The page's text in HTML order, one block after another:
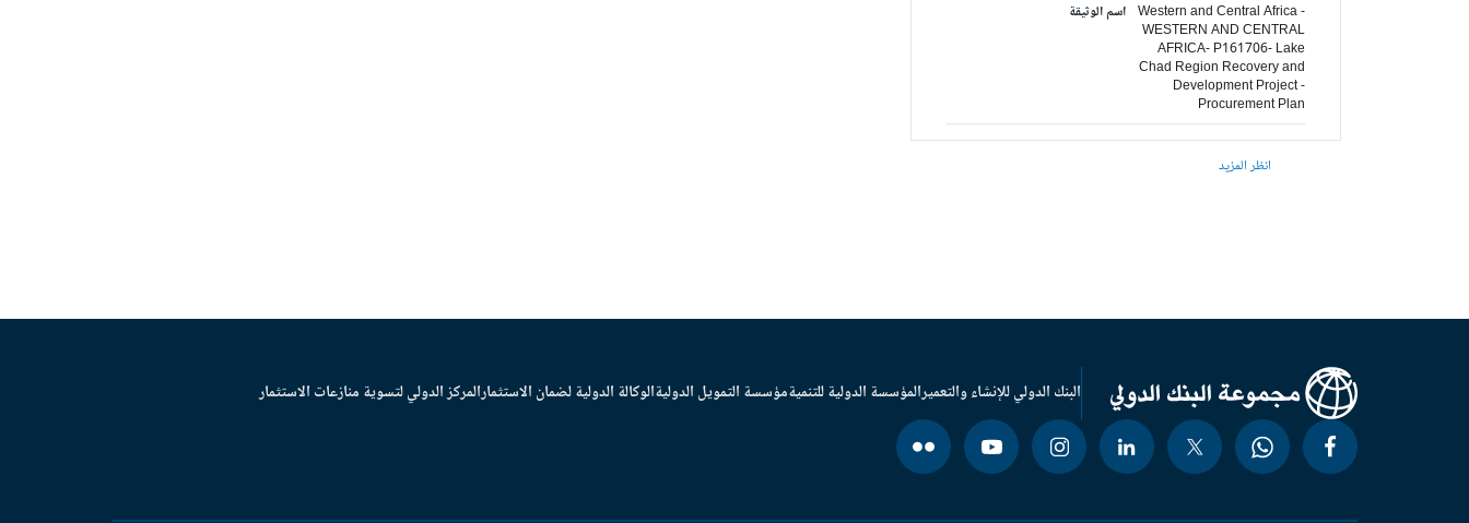
اسم الوثيقة Western and Central Africa -
WESTERN AND CENTRAL
AFRICA- P161706- Lake
Chad Region Recovery and
Development Project -
Procurement Plan
انظر المزيد
البنك الدولي للإنشاء والتعميرالمؤسسة الدولية للتنميةمؤسسة التمويل الدوليةالوكالة الدولية لضمان الاستثمارالمركز الدولي لتسوية منازعات الاستثمار